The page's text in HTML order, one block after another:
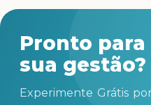
Pronto
sua gestão?
Experimente Grátis